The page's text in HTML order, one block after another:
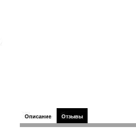
Описание Отзывы